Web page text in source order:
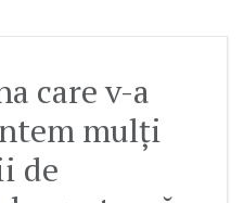
care v-a
mulți
de